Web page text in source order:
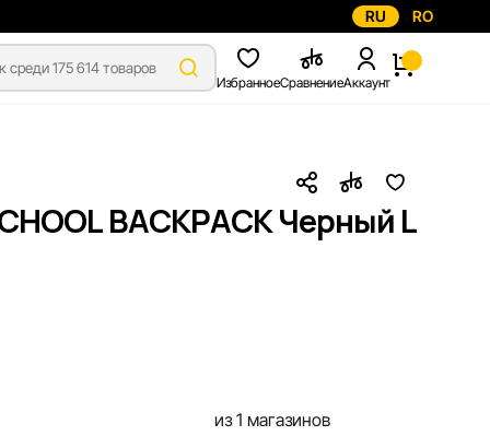
RU RO
ИзбранноеСравнениеАккаунт
BACKPACK Черный L
из 1 магазинов